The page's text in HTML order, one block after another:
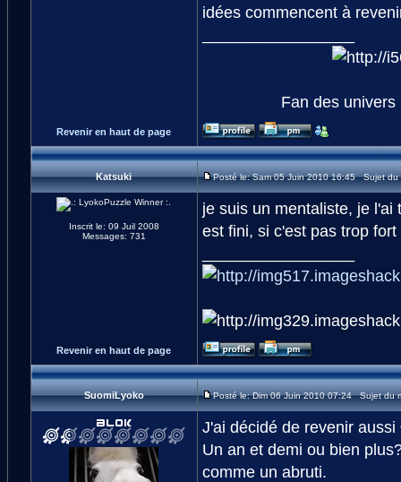
idées commencent à
Fan des
Revenir en haut de page
Katsuki Posté le: Sam 05 Juin 2010 16:45 Sujet du
Inscrit le: 09 Juil 2008
Messages: 731
je suis un mentaliste, je
est fini, si c'est pas trop fort
Revenir en haut de page
SuomiLyoko Posté le: Dim 06 Juin 2010 07:24 Sujet du
J'ai décidé de revenir
Un an et demi ou bien
comme un abruti.